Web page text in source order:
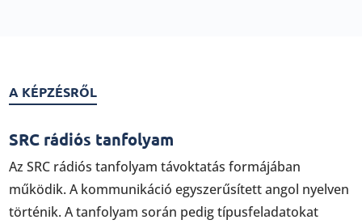
A KÉPZÉSRŐL
SRC rádiós tanfolyam
Az SRC rádiós tanfolyam távoktatás formájában
működik. A kommunikáció egyszerűsített angol nyelven
történik. A tanfolyam során pedig típusfeladatokat